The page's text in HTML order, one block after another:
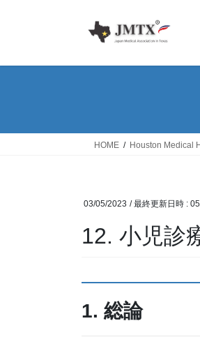
HOME Houston Medical
03/05/2023 / 最終更新日時 :
12. 小児診
1. 総論